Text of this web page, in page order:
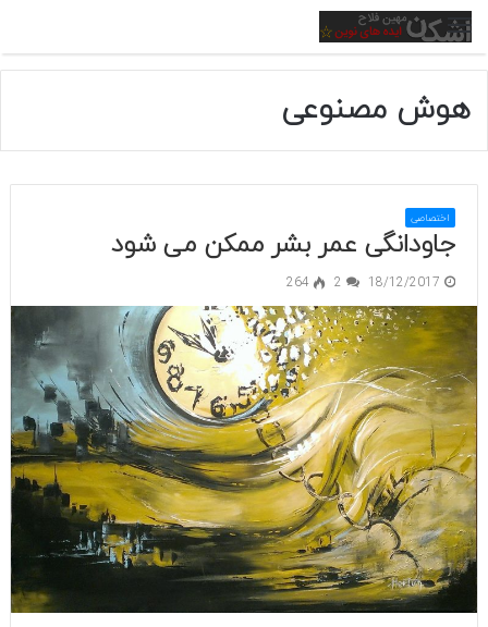
منو
هوش مصنوعی
اختصاصی
جاودانگی عمر بشر ممکن می شود
18/12/2017
2
264